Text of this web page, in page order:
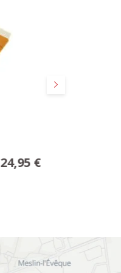
Suivant
24,95 €